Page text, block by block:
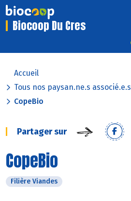
Biocoop Du Cres
Accueil
Tous nos paysan.ne.s associé.e.s
CopeBio
Partager sur
CopeBio
Filière Viandes